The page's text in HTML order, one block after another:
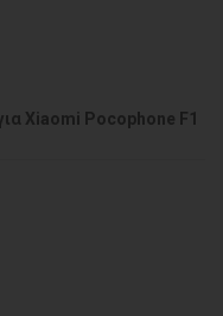
Xiaomi Pocophone F1